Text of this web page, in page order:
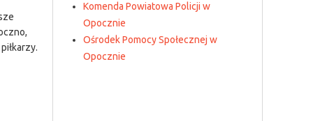
Komenda Powiatowa Policji w
Opocznie
Ośrodek Pomocy Społecznej w
Opocznie